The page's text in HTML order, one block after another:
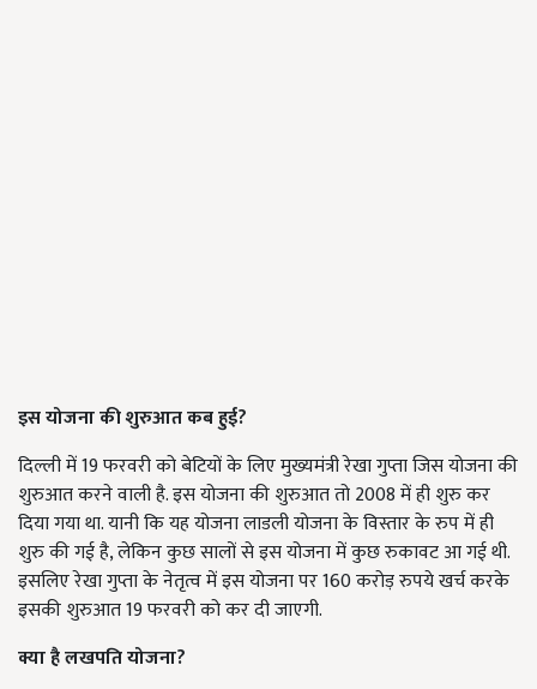
इस योजना की शुरुआत कब हुई?
दिल्ली में 19 फरवरी को बेटियों के लिए मुख्यमंत्री रेखा गुप्ता जिस योजना की
शुरुआत करने वाली है. इस योजना की शुरुआत तो 2008 में ही शुरु कर
दिया गया था. यानी कि यह योजना लाडली योजना के विस्तार के रुप में ही
शुरु की गई है, लेकिन कुछ सालों से इस योजना में कुछ रुकावट आ गई थी.
इसलिए रेखा गुप्ता के नेतृत्व में इस योजना पर 160 करोड़ रुपये खर्च करके
इसकी शुरुआत 19 फरवरी को कर दी जाएगी.
क्या है लखपति योजना?